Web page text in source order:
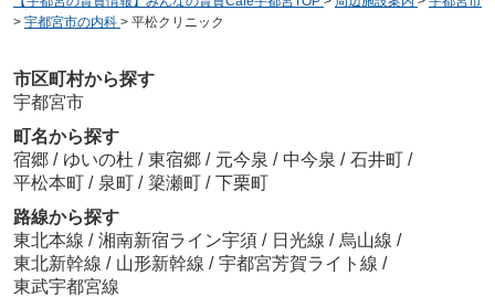
> 宇都宮市の内科 > 平松クリニック
市区町村から探す
宇都宮市
町名から探す
宿郷 / ゆいの杜 / 東宿郷 / 元今泉 / 中今泉 / 石井町 /
平松本町 / 泉町 / 簗瀬町 / 下栗町
路線から探す
東北本線 / 湘南新宿ライン宇須 / 日光線 / 烏山線 /
東北新幹線 / 山形新幹線 / 宇都宮芳賀ライト線 /
東武宇都宮線